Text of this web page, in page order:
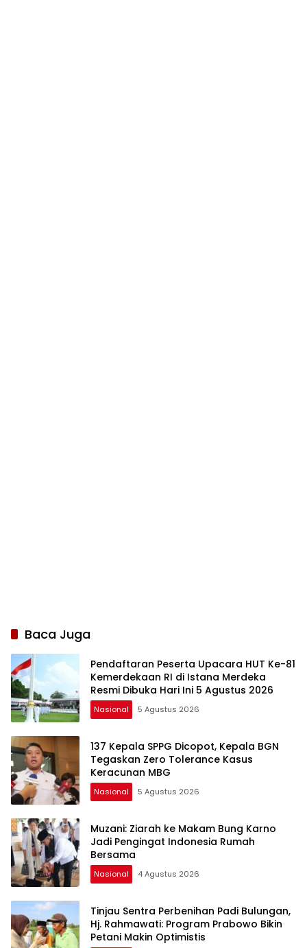
Baca Juga
Pendaftaran Peserta Upacara HUT Ke-81
Kemerdekaan RI di Istana Merdeka
Resmi Dibuka Hari Ini 5 Agustus 2026
Nasional 5 Agustus 2026
137 Kepala SPPG Dicopot, Kepala BGN
Tegaskan Zero Tolerance Kasus
Keracunan MBG
Nasional 5 Agustus 2026
Muzani: Ziarah ke Makam Bung Karno
Jadi Pengingat Indonesia Rumah
Bersama
Nasional 4 Agustus 2026
Tinjau Sentra Perbenihan Padi Bulungan,
Hj. Rahmawati: Program Prabowo Bikin
Petani Makin Optimistis